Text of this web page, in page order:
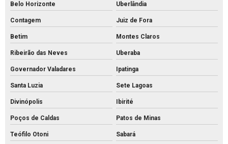
Intertravado de concreto preço
Intertravado de concreto
Intertravados de concreto pisos
Meio fio de concreto para calçada
Meio fio de concreto preço
Meio fio de concreto valor
Belo Horizonte
Uberlândia
Contagem Juiz de Fora
Betim Montes Claros
Ribeirão das Neves Uberaba
Governador Valadares Ipatinga
Santa Luzia Sete Lagoas
Divinópolis Ibirité
Poços de Caldas Patos de Minas
Teófilo Otoni Sabará